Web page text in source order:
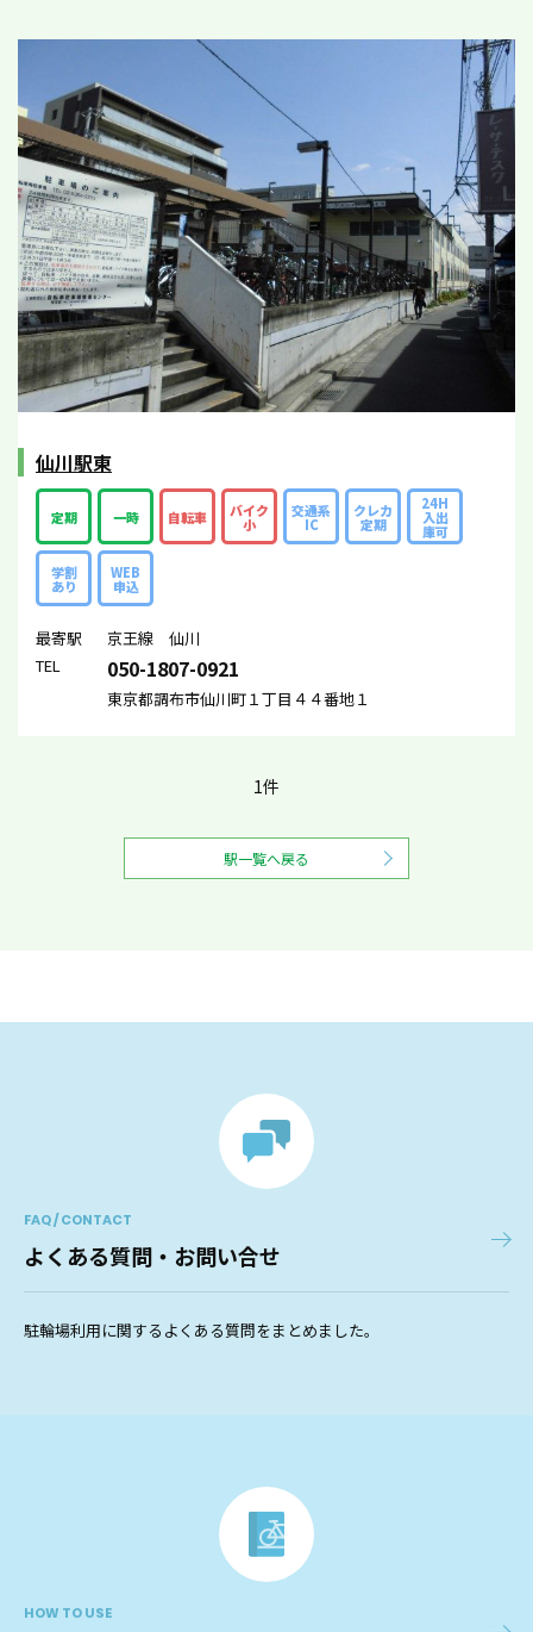
仙川駅東
定期 一時 自転車 バイク
小
交通系
IC
クレカ
定期
24H
入出
庫可
学割
あり
WEB
申込
最寄駅
京王線 仙川
TEL
050-1807-0921
東京都調布市仙川町１丁目４４番地１
1件
駅一覧へ戻る
FAQ / CONTACT
よくある質問・お問い合せ
駐輪場利用に関するよくある質問をまとめました。
HOW TO USE